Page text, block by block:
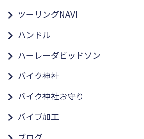
ツーリングNAVI
ハンドル
ハーレーダビッドソン
バイク神社
バイク神社お守り
パイプ加工